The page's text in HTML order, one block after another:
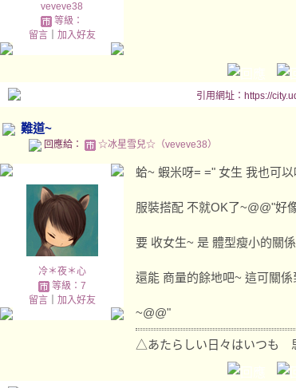
veveve38
等級：
留言｜ 加入好友
引用網址：https://
難道~
回應給： ☆冰星雪兒☆（veveve38）
冷＊夜＊心
等級：7
留言｜ 加入好友
蛤~ 蝦米呀= =" 女生 我也可
服裝搭配 不就OK了~@@"好
要 收女生~ 是 體型瘦小的關
還能 商量的餘地吧~ 這可關
~@@"
△あたらしい日々はいつも